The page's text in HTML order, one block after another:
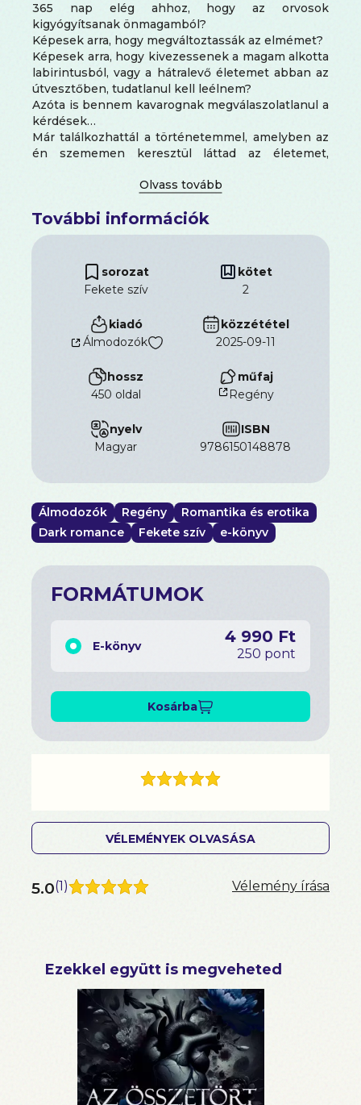
365 nap elég ahhoz, hogy az orvosok
kigyógyítsanak önmagamból?
Képesek arra, hogy megváltoztassák az elmémet?
Képesek arra, hogy kivezessenek a magam alkotta
labirintusból, vagy a hátralevő életemet abban az
útvesztőben, tudatlanul kell leélnem?
Azóta is bennem kavarognak megválaszolatlanul a
kérdések…
Már találkozhattál a történetemmel, amelyben az
én szememen keresztül láttad az életemet,
Újabb egy év az életemből, amit gyógyulásra
szántam.
Az utolsó kezelés után egy dologban biztos
voltam: nem szeretnék többé abban a gödörben
vergődni, ahova kerültem.
Tarts velem, és tudd meg az igazat!
Még a legreményvesztett helyzetben is kisüt a
hogy lásd a szivárvány csodás színeit?
Viharban táncoltam, bőrig áztam. A szívem tavaszi
dolgok nem történtek, melyekre még én sem
voltam felkészülve.
További információk
sorozat
Fekete szív
kötet
2
kiadó
Álmodozók
közzététel
2025-09-11
hossz
450 oldal
műfaj
Regény
nyelv
magyar
ISBN
9786150148878
Álmodozók Regény
Romantika és erotika
Dark romance
Fekete szív e-könyv
FORMÁTUMOK
E-könyv 4 990 Ft
250 pont
Kosárba
VÉLEMÉNYEK OLVASÁSA
5.0(1) Vélemény írása
Ezekkel együtt is megveheted